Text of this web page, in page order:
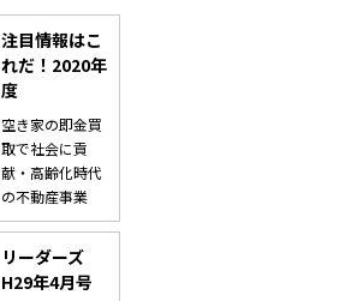
注目情報はこ
れだ！2020年
度
空き家の即金買
取で社会に貢
献・高齢化時代
の不動産事業
リーダーズ
H29年4月号